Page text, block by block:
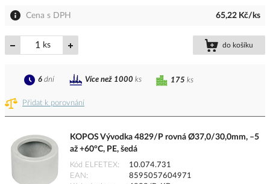
Cena s DPH 65,22 Kč/ks
ks do košíku
Přidat k porovnání
175 ks
6 dní Více než 1000 ks
KOPOS Vývodka 4829/P rovná Ø37,0/30,0mm, –5
až +60°C, PE, šedá
Kód ELFETEX
10.074.731
EAN
8595057604971